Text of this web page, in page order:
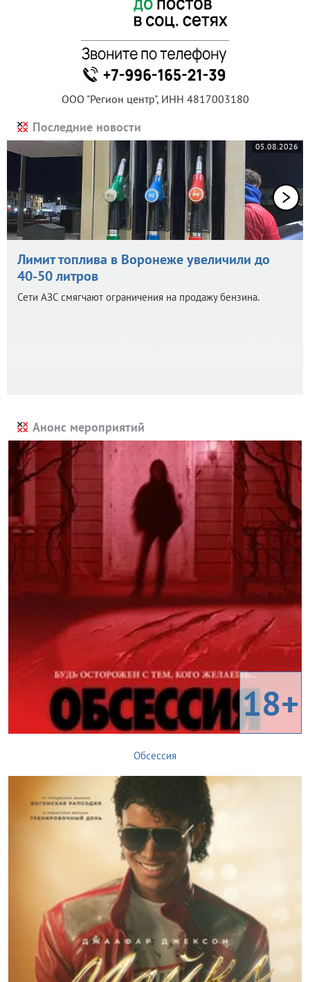
ООО "Регион центр", ИНН 4817003180
Последние новости
05.08.2026
Лимит топлива в Воронеже увеличили до
40-50 литров
Сети АЗС смягчают ограничения на продажу бензина.
Анонс мероприятий
18+
Обсессия